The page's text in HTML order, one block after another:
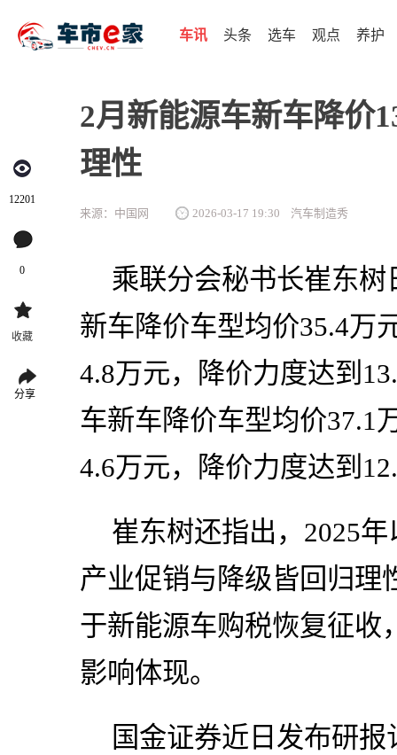
车讯 头条 选车 观点 养护
12201
0
收藏
分享
2月新能源车新车降价
理性
来源：中国网 2026-03-17 19:30 汽车制造秀
乘联分会秘书长崔东
新车降价车型均价35.4万
4.8万元，降价力度达到
车新车降价车型均价37.1
4.6万元，降价力度达到
崔东树还指出，2025
产业促销与降级皆回归理
于新能源车购税恢复征收
影响体现。
国金证券近日发布研